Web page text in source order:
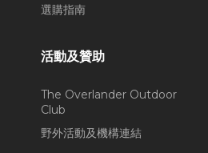
選購指南
活動及贊助
The Overlander Outdoor
Club
野外活動及機構連結